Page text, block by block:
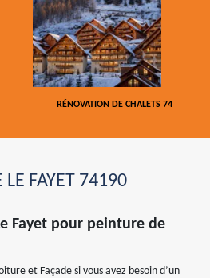
RÉNOVATION DE CHALETS 74
LE FAYET 74190
Fayet pour peinture de
et Façade si vous avez besoin d’un